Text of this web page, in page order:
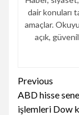
dair konuları
amaçlar.
açık,
Previous
ABD hisse
işlemleri Dow